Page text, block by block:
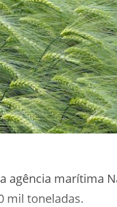
agência marítima
mil toneladas.